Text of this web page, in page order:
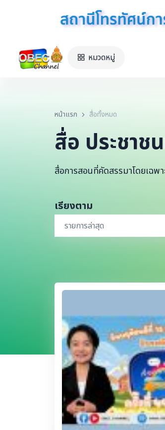
หมวดหมู่
หน้าแรก สื่อทั้งหมด
สื่อ ประชาช
สื่อการสอนที่คัดสรรมาโดยเฉพ
เรียงตาม
รายการล่าสุด